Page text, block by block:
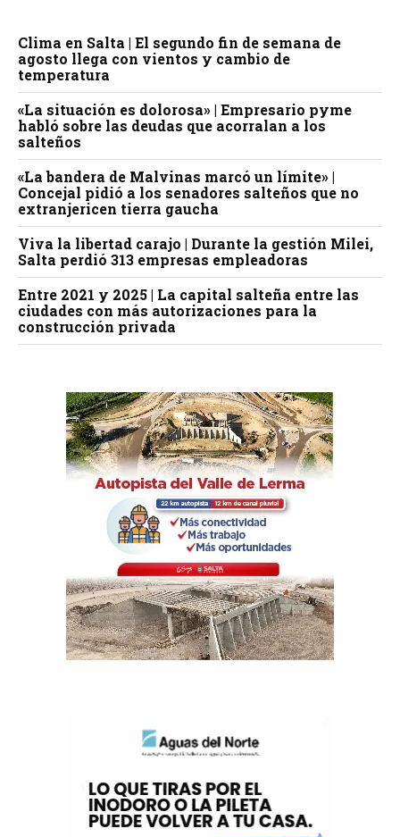
Clima en Salta | El segundo fin de semana de
agosto llega con vientos y cambio de
temperatura
«La situación es dolorosa» | Empresario pyme
habló sobre las deudas que acorralan a los
salteños
«La bandera de Malvinas marcó un límite» |
Concejal pidió a los senadores salteños que no
extranjericen tierra gaucha
Viva la libertad carajo | Durante la gestión Milei,
Salta perdió 313 empresas empleadoras
Entre 2021 y 2025 | La capital salteña entre las
ciudades con más autorizaciones para la
construcción privada